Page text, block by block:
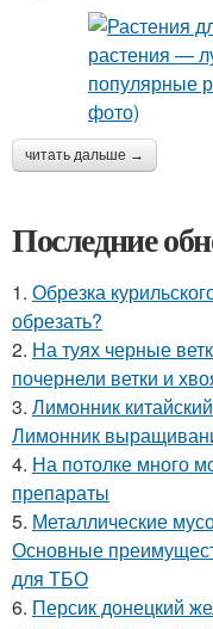
читать дальше →
Последние
1. Обрезка
обрезать?
2. На туях черные
почернели ветки и
3. Лимонник
Лимонник
4. На потолке много
препараты
5. Металлические
Основные
для ТБО
6. Персик донецкий